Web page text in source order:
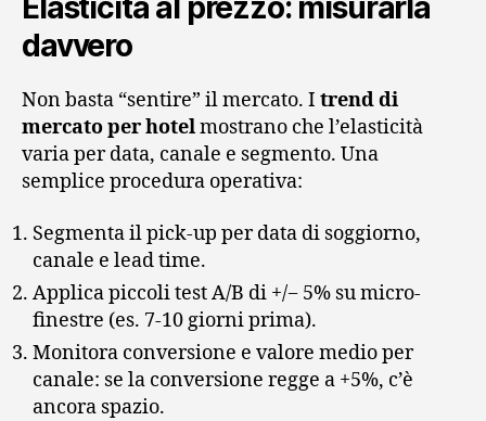
Elasticità al prezzo: misurarla
davvero
Non basta “sentire” il mercato. I trend di
mercato per hotelmostrano che l’elasticità
varia per data, canale e segmento. Una
semplice procedura operativa:
Segmenta il pick-up per data di soggiorno,
canale e lead time.
Applica piccoli test A/B di +/− 5% su micro-
finestre (es. 7-10 giorni prima).
Monitora conversione e valore medio per
canale: se la conversione regge a +5%, c’è
ancora spazio.